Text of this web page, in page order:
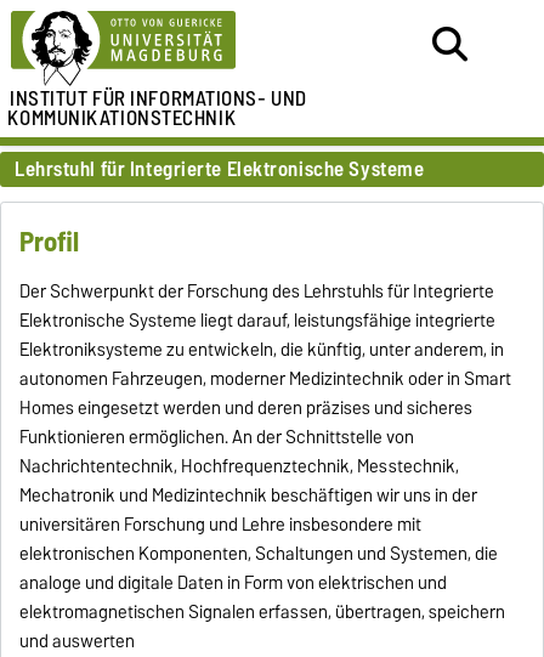
INSTITUT FÜRINFORMATIONS- UND
KOMMUNIKATIONSTECHNIK
Lehrstuhl für Integrierte Elektronische Systeme
Profil
Der Schwerpunkt der Forschung des Lehrstuhls für Integrierte
Elektronische Systeme liegt darauf, leistungsfähige integrierte
Elektroniksysteme zu entwickeln, die künftig, unter anderem, in
autonomen Fahrzeugen, moderner Medizintechnik oder in Smart
Homes eingesetzt werden und deren präzises und sicheres
Funktionieren ermöglichen. An der Schnittstelle von
Nachrichtentechnik, Hochfrequenztechnik, Messtechnik,
Mechatronik und Medizintechnik beschäftigen wir uns in der
universitären Forschung und Lehre insbesondere mit
elektronischen Komponenten, Schaltungen und Systemen, die
analoge und digitale Daten in Form von elektrischen und
elektromagnetischen Signalen erfassen, übertragen, speichern
und auswerten